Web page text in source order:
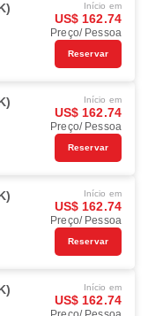
Início em
US$ 162.74
Preço/ Pessoa
Reservar
Início em
US$ 162.74
Preço/ Pessoa
Reservar
Início em
US$ 162.74
Preço/ Pessoa
Reservar
Início em
US$ 162.74